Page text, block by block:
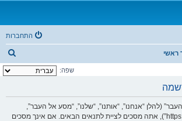
התחברות
ראשי
י
שפה:
(להלן “אנחנו”, “אותנו”, “שלנו”, “מסע אל העבר”,
“https://www.old-games.org/f”), אתה מסכים לציית לתנאים הבאים. אם אינך מסכים